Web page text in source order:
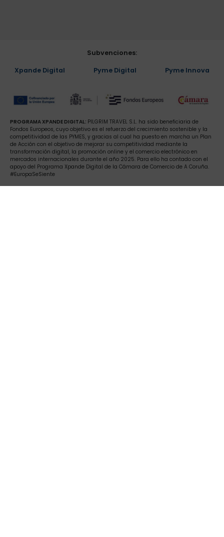
Subvenciones:
Xpande Digital Pyme Digital Pyme Innova
PROGRAMA XPANDE DIGITAL: PILGRIM TRAVEL S.L. ha sido beneficiaria de
Fondos Europeos, cuyo objetivo es el refuerzo del crecimiento sostenible y la
competitividad de las PYMES, y gracias al cual ha puesto en marcha un Plan
de Acción con el objetivo de mejorar su competitividad mediante la
transformación digital, la promoción online y el comercio electrónico en
mercados internacionales durante el año 2025. Para ello ha contado con el
apoyo del Programa Xpande Digital de la Cámara de Comercio de A Coruña.
#EuropaSeSiente